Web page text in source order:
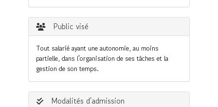
Public visé
Tout salarié ayant une autonomie, au moins
partielle, dans l'organisation de ses tâches et la
gestion de son temps.
Modalités d'admission